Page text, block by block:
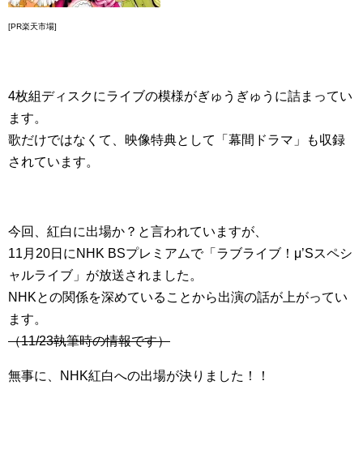
[PR楽天市場]
4枚組ディスクにライブの模様がぎゅうぎゅうに詰まってい
ます。
歌だけではなくて、映像特典として「幕間ドラマ」も収録
されています。
今回、紅白に出場か？と言われていますが、
11月20日にNHK BSプレミアムで「ラブライブ！μ’Sスペシ
ャルライブ」が放送されました。
NHKとの関係を深めていることから出演の話が上がってい
ます。
（11/23執筆時の情報です）
無事に、NHK紅白への出場が決りました！！